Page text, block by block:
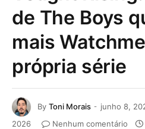
de The Boys
mais
própria série
By Toni Morais junho 8,
2026
Nenhum comentário